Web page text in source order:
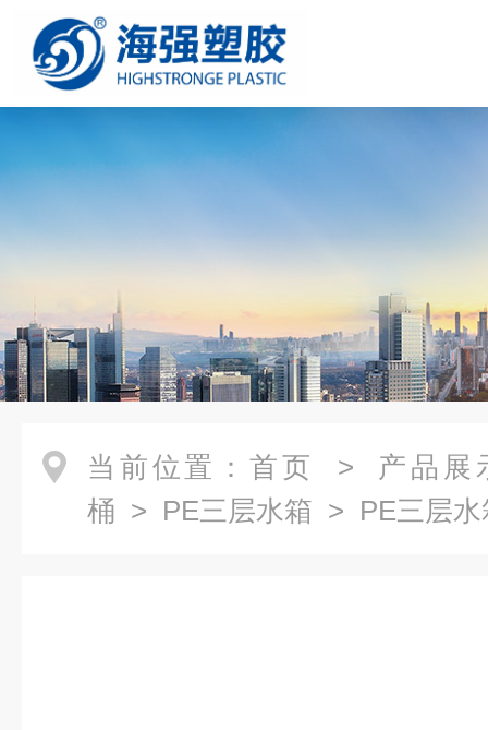
当前位置： 首页 > 产品展
桶 > PE三层水箱 > PE三层水